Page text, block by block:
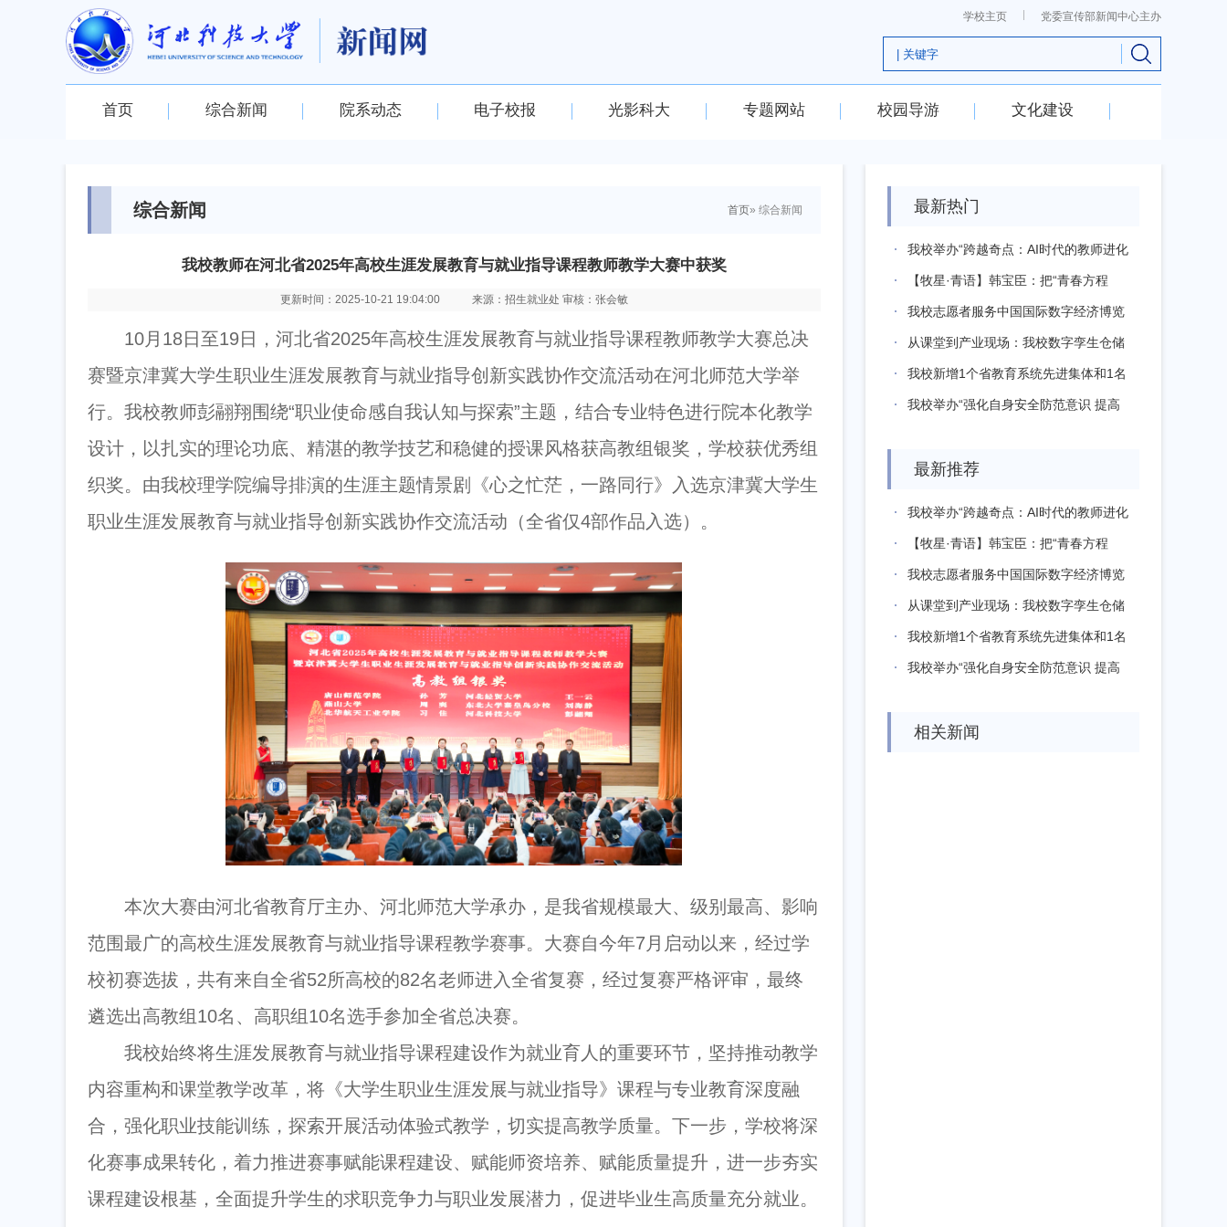
学校主页 党委宣传部新闻中心主办
首页 综合新闻 院系动态 电子校报 光影科大 专题网站 校园导游 文化建设
综合新闻 首页» 综合新闻
我校教师在河北省2025年高校生涯发展教育与就业指导课程教师教学大赛中获奖
更新时间：2025-10-21 19:04:00 来源：招生就业处 审核：张会敏
10月18日至19日，河北省2025年高校生涯发展教育与就业指导课程教师教学大赛总决
赛暨京津冀大学生职业生涯发展教育与就业指导创新实践协作交流活动在河北师范大学举
行。我校教师彭翮翔围绕“职业使命感自我认知与探索”主题，结合专业特色进行院本化教学
设计，以扎实的理论功底、精湛的教学技艺和稳健的授课风格获高教组银奖，学校获优秀组
织奖。由我校理学院编导排演的生涯主题情景剧《心之忙茫，一路同行》入选京津冀大学生
职业生涯发展教育与就业指导创新实践协作交流活动（全省仅4部作品入选）。
本次大赛由河北省教育厅主办、河北师范大学承办，是我省规模最大、级别最高、影响
范围最广的高校生涯发展教育与就业指导课程教学赛事。大赛自今年7月启动以来，经过学
校初赛选拔，共有来自全省52所高校的82名老师进入全省复赛，经过复赛严格评审，最终
遴选出高教组10名、高职组10名选手参加全省总决赛。
我校始终将生涯发展教育与就业指导课程建设作为就业育人的重要环节，坚持推动教学
内容重构和课堂教学改革，将《大学生职业生涯发展与就业指导》课程与专业教育深度融
合，强化职业技能训练，探索开展活动体验式教学，切实提高教学质量。下一步，学校将深
化赛事成果转化，着力推进赛事赋能课程建设、赋能师资培养、赋能质量提升，进一步夯实
课程建设根基，全面提升学生的求职竞争力与职业发展潜力，促进毕业生高质量充分就业。
最新热门
我校举办“跨越奇点：AI时代的教师进化
论...
【牧星·青语】韩宝臣：把“青春方程
式”写...
我校志愿者服务中国国际数字经济博览
会 ...
从课堂到产业现场：我校数字孪生仓储
系统亮...
我校新增1个省教育系统先进集体和1名
省教...
我校举办“强化自身安全防范意识 提高
最新推荐
我校举办“跨越奇点：AI时代的教师进化
论...
【牧星·青语】韩宝臣：把“青春方程
式”写...
我校志愿者服务中国国际数字经济博览
会 ...
从课堂到产业现场：我校数字孪生仓储
系统亮...
我校新增1个省教育系统先进集体和1名
省教...
我校举办“强化自身安全防范意识 提高
相关新闻